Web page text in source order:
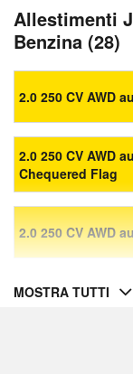
Allestimenti
Benzina (28)
2.0 250 CV AWD
2.0 250 CV AWD
Chequered Flag
2.0 250 CV AWD
MOSTRA TUTTI